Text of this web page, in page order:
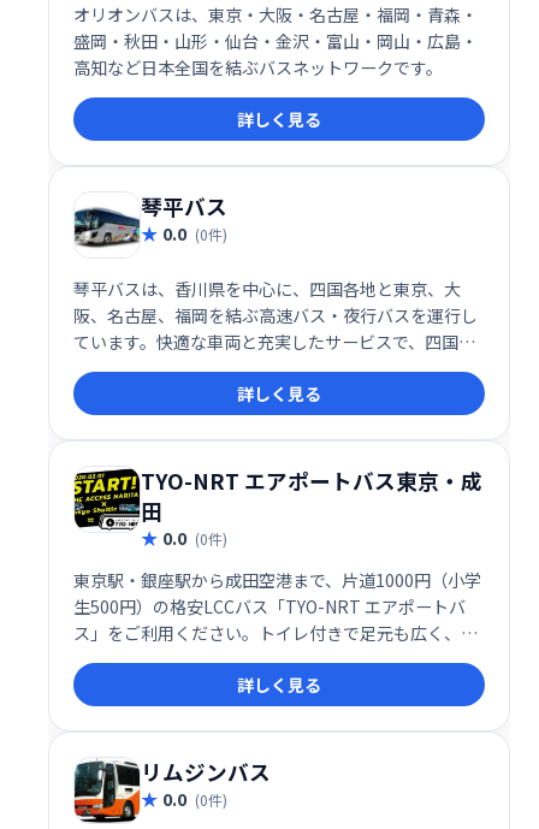
オリオンバスは、東京・大阪・名古屋・福岡・青森・
盛岡・秋田・山形・仙台・金沢・富山・岡山・広島・
高知など日本全国を結ぶバスネットワークです。
詳しく見る
琴平バス
0.0 (0件)
琴平バスは、香川県を中心に、四国各地と東京、大
阪、名古屋、福岡を結ぶ高速バス・夜行バスを運行し
ています。快適な車両と充実したサービスで、四国観
光やビジネスの移動をサポートします。観光や帰省、
ビジネスなど、様々なシーンでご利用ください。
詳しく見る
TYO-NRT エアポートバス東京・成
田
0.0 (0件)
東京駅・銀座駅から成田空港まで、片道1000円（小学
生500円）の格安LCCバス「TYO-NRT エアポートバ
ス」をご利用ください。トイレ付きで足元も広く、快
適な旅をお約束します。
詳しく見る
リムジンバス
0.0 (0件)